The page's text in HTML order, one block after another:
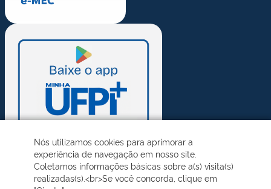
Nós utilizamos cookies para aprimorar a
experiência de navegação em nosso site.
Coletamos informações básicas sobre a(s) visita(s)
realizadas(s).<br>Se você concorda, clique em